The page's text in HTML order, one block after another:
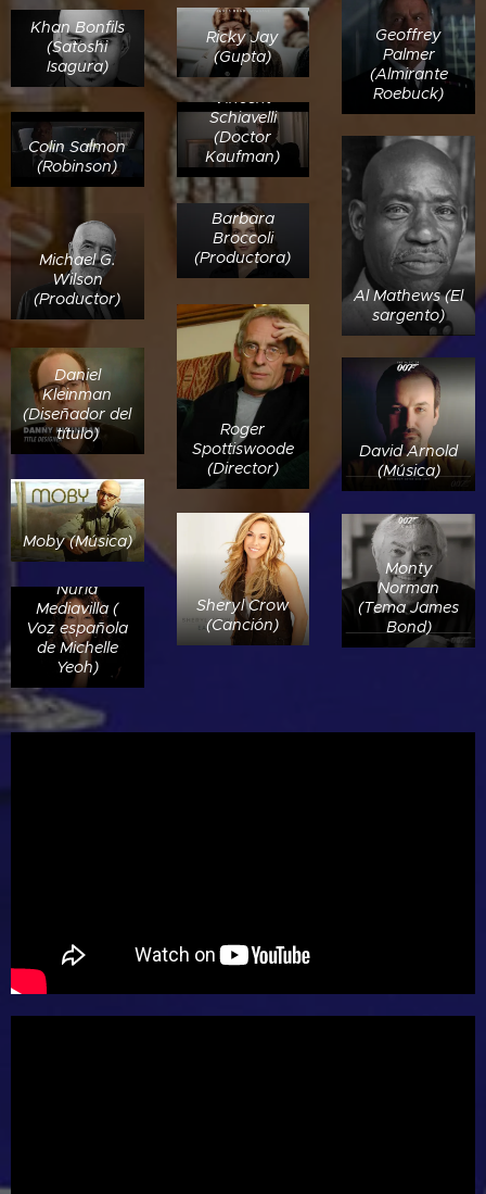
Geoffrey
Palmer
(Almirante
Roebuck)
Ricky Jay
(Gupta)
Khan Bonfils
(Satoshi
Isagura)
Vincent
Schiavelli
(Doctor
Kaufman)
Colin Salmon
(Robinson)
Al Mathews (El
sargento)
Barbara
Broccoli
(Productora)
Michael G.
Wilson
(Productor)
Roger
Spottiswoode
(Director)
Daniel
Kleinman
(Diseñador del
título)
David Arnold
(Música)
Moby (Música)
Sheryl Crow
(Canción)
Monty
Norman
(Tema James
Bond)
Nuria
Mediavilla (
Voz española
de Michelle
Yeoh)